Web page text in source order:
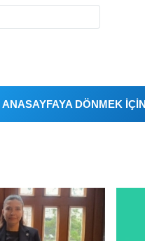
ANASAYFAYA DÖNMEK